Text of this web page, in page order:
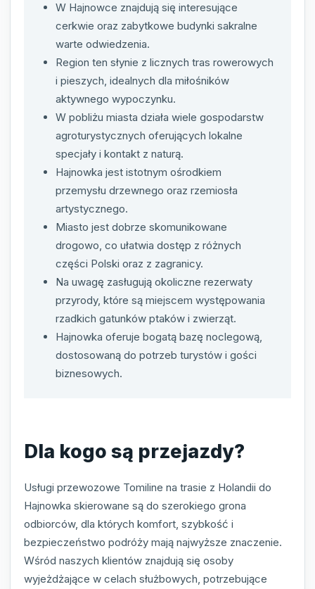
W Hajnowce znajdują się interesujące
cerkwie oraz zabytkowe budynki sakralne
warte odwiedzenia.
Region ten słynie z licznych tras rowerowych
i pieszych, idealnych dla miłośników
aktywnego wypoczynku.
W pobliżu miasta działa wiele gospodarstw
agroturystycznych oferujących lokalne
specjały i kontakt z naturą.
Hajnowka jest istotnym ośrodkiem
przemysłu drzewnego oraz rzemiosła
artystycznego.
Miasto jest dobrze skomunikowane
drogowo, co ułatwia dostęp z różnych
części Polski oraz z zagranicy.
Na uwagę zasługują okoliczne rezerwaty
przyrody, które są miejscem występowania
rzadkich gatunków ptaków i zwierząt.
Hajnowka oferuje bogatą bazę noclegową,
dostosowaną do potrzeb turystów i gości
biznesowych.
Dla kogo są przejazdy?
Usługi przewozowe Tomiline na trasie z Holandii do
Hajnowka skierowane są do szerokiego grona
odbiorców, dla których komfort, szybkość i
bezpieczeństwo podróży mają najwyższe znaczenie.
Wśród naszych klientów znajdują się osoby
wyjeżdżające w celach służbowych, potrzebujące